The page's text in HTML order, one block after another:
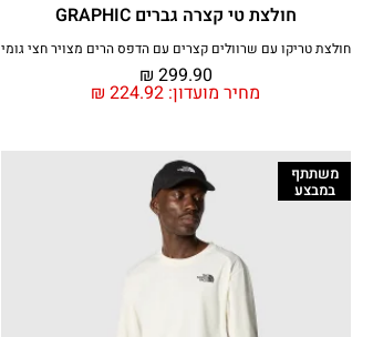
חולצת טי קצרה גברים GRAPHIC
חולצת טריקו עם שרוולים קצרים עם הדפס הרים מצויר חצי גומי
מחיר מועדון: ₪ 224.92
₪ 299.90
משתתף
במבצע